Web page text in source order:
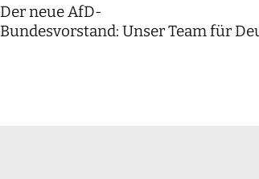
Der neue AfD-
Bundesvorstand: Unser Team für